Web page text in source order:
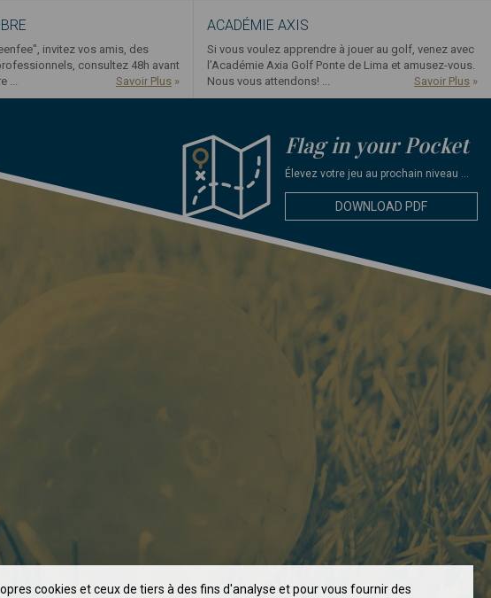
invitez vos amis, des
consultez 48h avant
...
Savoir Plus »
ACADÉMIE AXIS
Si vous voulez apprendre à jouer au golf, venez avec
l’Académie Axia Golf Ponte de Lima et amusez-vous.
Nous vous attendons! ...
Savoir Plus »
Flag in your Pocket
Élevez votre jeu au prochain niveau ...
DOWNLOAD PDF
cookies et ceux de tiers à des fins d'analyse et pour vous fournir des